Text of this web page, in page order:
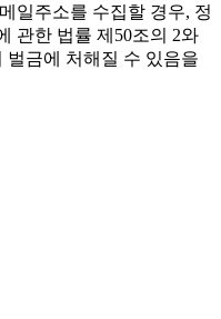
일주소를 수집할 경우, 정
관한 법률 제50조의 2와
벌금에 처해질 수 있음을